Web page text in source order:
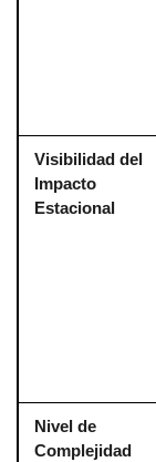
Visibilidad del
Impacto
Estacional
Nivel de
Complejidad